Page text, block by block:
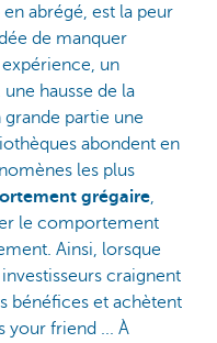
abrégé, est la peur
de manquer
un
hausse de la
grande partie une
abondent en
les plus
grégaire,
le comportement
Ainsi, lorsque
craignent
bénéfices et achètent
your friend ... À